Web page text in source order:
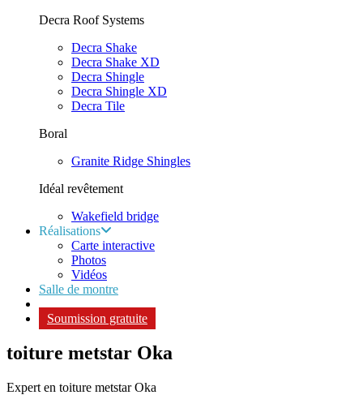
Decra Roof Systems
Decra Shake
Decra Shake XD
Decra Shingle
Decra Shingle XD
Decra Tile
Boral
Granite Ridge Shingles
Idéal revêtement
Wakefield bridge
Réalisations
Carte interactive
Photos
Vidéos
Salle de montre
Soumission gratuite
toiture metstar Oka
Expert en toiture metstar Oka